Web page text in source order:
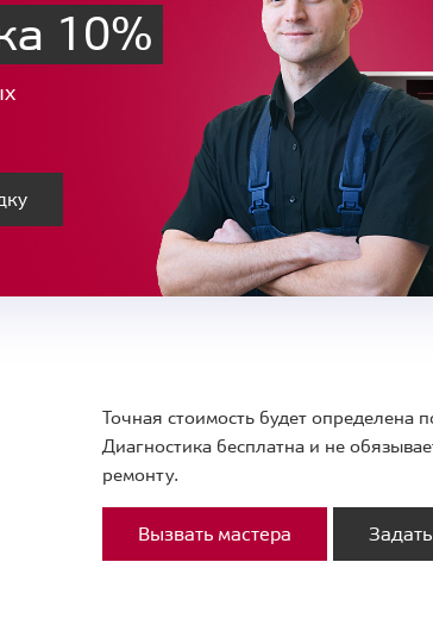
10%
Точная стоимость будет определена
Диагностика бесплатна и не
ремонту.
Вызвать мастера